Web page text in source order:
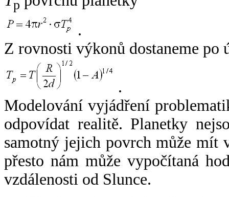
p
.
Z rovnosti výkonů dostaneme po
.
Modelování vyjádření
odpovídat realitě. Planetky
samotný jejich povrch může mít
přesto nám může vypočítaná
vzdálenosti od Slunce.